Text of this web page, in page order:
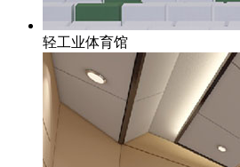
轻工业体育馆